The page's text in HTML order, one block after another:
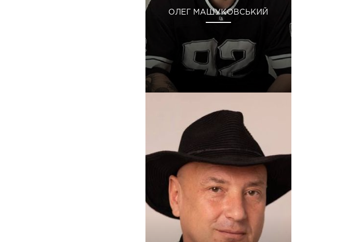
ОЛЕГ МАШУКОВСЬКИЙ